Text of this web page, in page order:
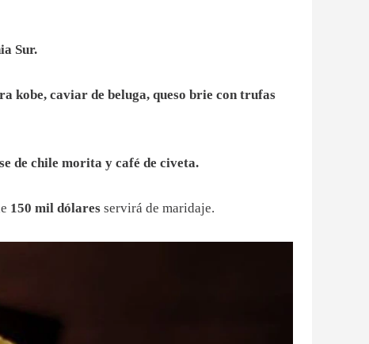
Sur.
kobe, caviar de beluga, queso brie con trufas
de chile morita y café de civeta.
150 mil dólares servirá de maridaje.